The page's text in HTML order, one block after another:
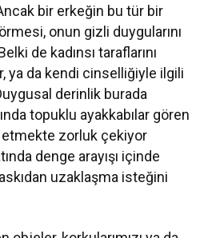
bir erkeğin bu tür bir
onun gizli duygularını
de kadınsı taraflarını
ya da kendi cinselliğiyle ilgili
derinlik burada
topuklu ayakkabılar gören
zorluk çekiyor
denge arayışı içinde
uzaklaşma isteğini